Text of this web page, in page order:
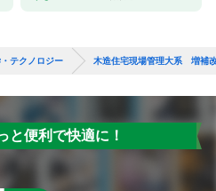
テクノロジー 木造住宅現場管理大系 増補
と便利で快適に！